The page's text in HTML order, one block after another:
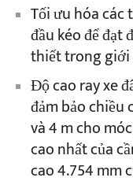
Tối ưu hóa các
đầu kéo để đạt
thiết trong giới
Độ cao ray xe
đảm bảo chiều
và 4 m cho
cao nhất của
cao 4.754 mm